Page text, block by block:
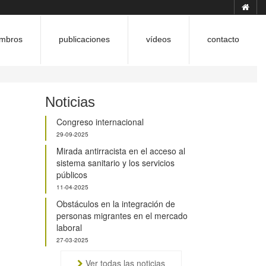
publicaciones vídeos contacto
Noticias
Congreso internacional
29-09-2025
Mirada antirracista en el acceso al
sistema sanitario y los servicios
públicos
11-04-2025
Obstáculos en la integración de
personas migrantes en el mercado
laboral
27-03-2025
Ver todas las noticias